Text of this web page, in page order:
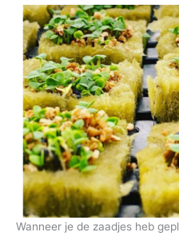
Wanneer je de zaadjes heb